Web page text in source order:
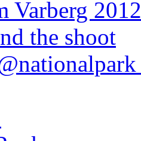
Varberg 2012
the shoot